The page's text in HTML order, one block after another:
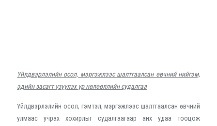
Үйлдвэрлэлийн осол, мэргэжлээс шалтгаалсан өвчний нийгэм,
эдийн засагт үзүүлэх үр нөлөөллийн судалгаа
Үйлдвэрлэлийн осол, гэмтэл, мэргэжлээс шалтгаалсан өвчний
улмаас учрах хохирлыг судалгаагаар анх удаа тооцож